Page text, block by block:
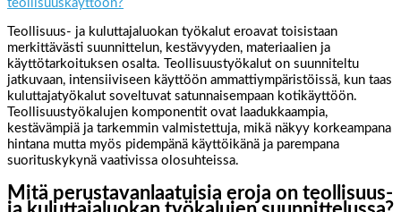
teollisuuskäyttöön?
Teollisuus- ja kuluttajaluokan työkalut eroavat toisistaan
merkittävästi suunnittelun, kestävyyden, materiaalien ja
käyttötarkoituksen osalta. Teollisuustyökalut on suunniteltu
jatkuvaan, intensiiviseen käyttöön ammattiympäristöissä, kun taas
kuluttajatyökalut soveltuvat satunnaisempaan kotikäyttöön.
Teollisuustyökalujen komponentit ovat laadukkaampia,
kestävämpiä ja tarkemmin valmistettuja, mikä näkyy korkeampana
hintana mutta myös pidempänä käyttöikänä ja parempana
suorituskykynä vaativissa olosuhteissa.
Mitä perustavanlaatuisia eroja on teollisuus-